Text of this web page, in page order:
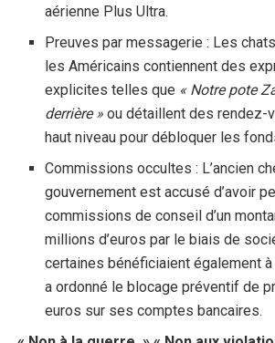
aérienne Plus Ultra.
Preuves par messagerie : Les
les Américains contiennent des
explicites telles que « Notre pote
derrière » ou détaillent des rendez-
haut niveau pour débloquer les
Commissions occultes : L’ancien
gouvernement est accusé d’avoir
commissions de conseil d’un
millions d’euros par le biais de
certaines bénéficiaient également
a ordonné le blocage préventif de
euros sur ses comptes bancaires.